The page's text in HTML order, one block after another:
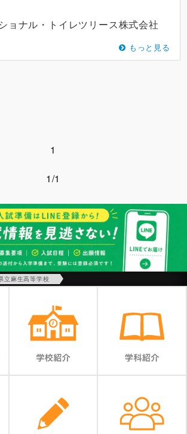
ョナル・トイレツリース株式会社
もっと見る
1
1/1
立麻生高等学校